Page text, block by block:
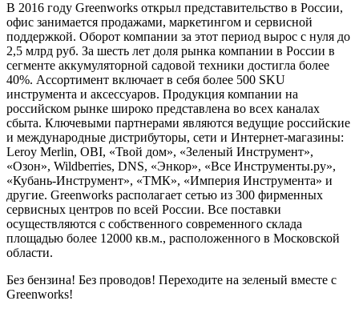
В 2016 году Greenworks открыл представительство в России,
офис занимается продажами, маркетингом и сервисной
поддержкой. Оборот компании за этот период вырос с нуля до
2,5 млрд руб. За шесть лет доля рынка компании в России в
сегменте аккумуляторной садовой техники достигла более
40%. Ассортимент включает в себя более 500 SKU
инструмента и аксессуаров. Продукция компании на
российском рынке широко представлена во всех каналах
сбыта. Ключевыми партнерами являются ведущие российские
и международные дистрибуторы, сети и Интернет-магазины:
Leroy Merlin, OBI, «Твой дом», «Зеленый Инструмент»,
«Озон», Wildberries, DNS, «Энкор», «Все Инструменты.ру»,
«Кубань-Инструмент», «ТМК», «Империя Инструмента» и
другие. Greenworks располагает сетью из 300 фирменных
сервисных центров по всей России. Все поставки
осуществляются с собственного современного склада
площадью более 12000 кв.м., расположенного в Московской
области.
Без бензина! Без проводов! Переходите на зеленый вместе с
Greenworks!